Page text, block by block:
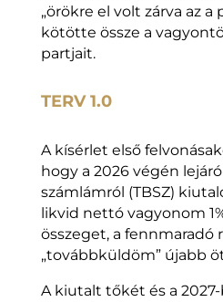
„örökre el volt zárva az a
kötötte össze a
partjait.
TERV 1.0
A kísérlet első
hogy a 2026 végén
számlámról (TBSZ)
likvid nettó vagyonom
összeget, a fennmaradó
„továbbküldöm” újabb
A kiutalt tőkét és a